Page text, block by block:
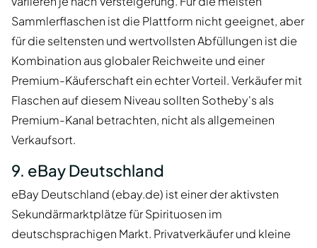
Sammlerflaschen ist die Plattform nicht geeignet, aber
für die seltensten und wertvollsten Abfüllungen ist die
Kombination aus globaler Reichweite und einer
Premium-Käuferschaft ein echter Vorteil. Verkäufer mit
Flaschen auf diesem Niveau sollten Sotheby's als
Premium-Kanal betrachten, nicht als allgemeinen
Verkaufsort.
9. eBay Deutschland
eBay Deutschland (ebay.de) ist einer der aktivsten
Sekundärmarktplätze für Spirituosen im
deutschsprachigen Markt. Privatverkäufer und kleine